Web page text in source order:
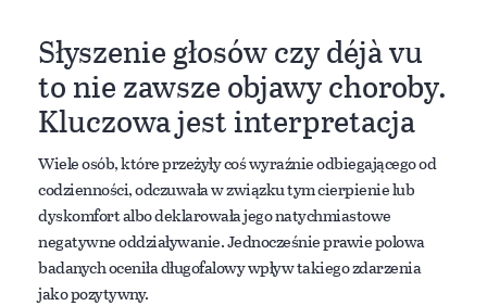
Słyszenie głosów czy déjà vu
to nie zawsze objawy choroby.
Kluczowa jest interpretacja
Wiele osób, które przeżyły coś wyraźnie odbiegającego od
codzienności, odczuwała w związku tym cierpienie lub
dyskomfort albo deklarowała jego natychmiastowe
negatywne oddziaływanie. Jednocześnie prawie polowa
badanych oceniła długofalowy wpływ takiego zdarzenia
jako pozytywny.